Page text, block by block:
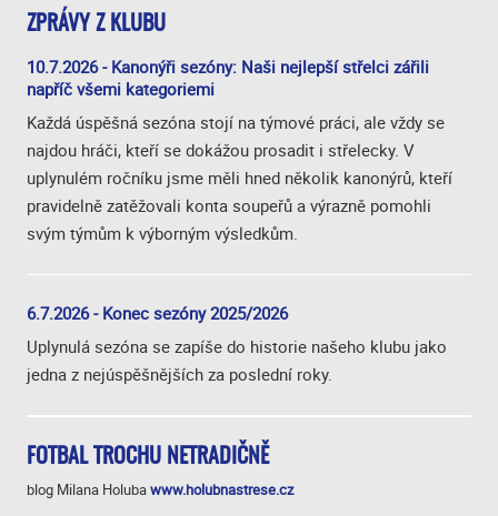
ZPRÁVY Z KLUBU
10.7.2026 - Kanonýři sezóny: Naši nejlepší střelci zářili
napříč všemi kategoriemi
Každá úspěšná sezóna stojí na týmové práci, ale vždy se
najdou hráči, kteří se dokážou prosadit i střelecky. V
uplynulém ročníku jsme měli hned několik kanonýrů, kteří
pravidelně zatěžovali konta soupeřů a výrazně pomohli
svým týmům k výborným výsledkům.
6.7.2026 - Konec sezóny 2025/2026
Uplynulá sezóna se zapíše do historie našeho klubu jako
jedna z nejúspěšnějších za poslední roky.
FOTBAL TROCHU NETRADIČNĚ
blog Milana Holubawww.holubnastrese.cz